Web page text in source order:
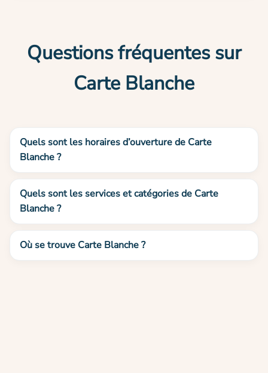
Questions fréquentes sur
Carte Blanche
Quels sont les horaires d’ouverture de Carte
Blanche ?
Quels sont les services et catégories de Carte
Blanche ?
Où se trouve Carte Blanche ?